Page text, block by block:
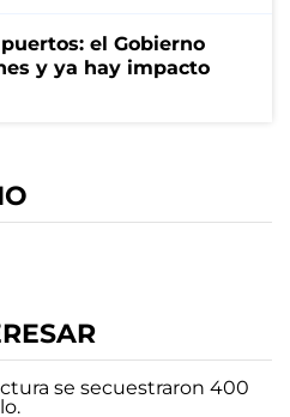
el Gobierno
y ya hay impacto